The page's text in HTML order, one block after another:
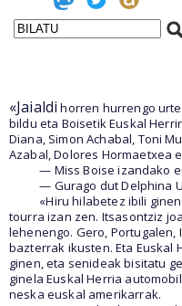
«Jaialdi horren hurrengo
bildu eta Boisetik Euskal
Diana, Simon Achabal, Toni
Azabal, Dolores Hormaetxea
— Miss Boise izandako
— Gurago dut Delphina
«Hiru hilabetez ibili
tourra izan zen. Itsasontziz
lehenengo. Gero,
bazterrak ikusten. Eta Euskal
ginen, eta senideak bisitatu
ginela Euskal Herria
neska euskal amerikarrak.